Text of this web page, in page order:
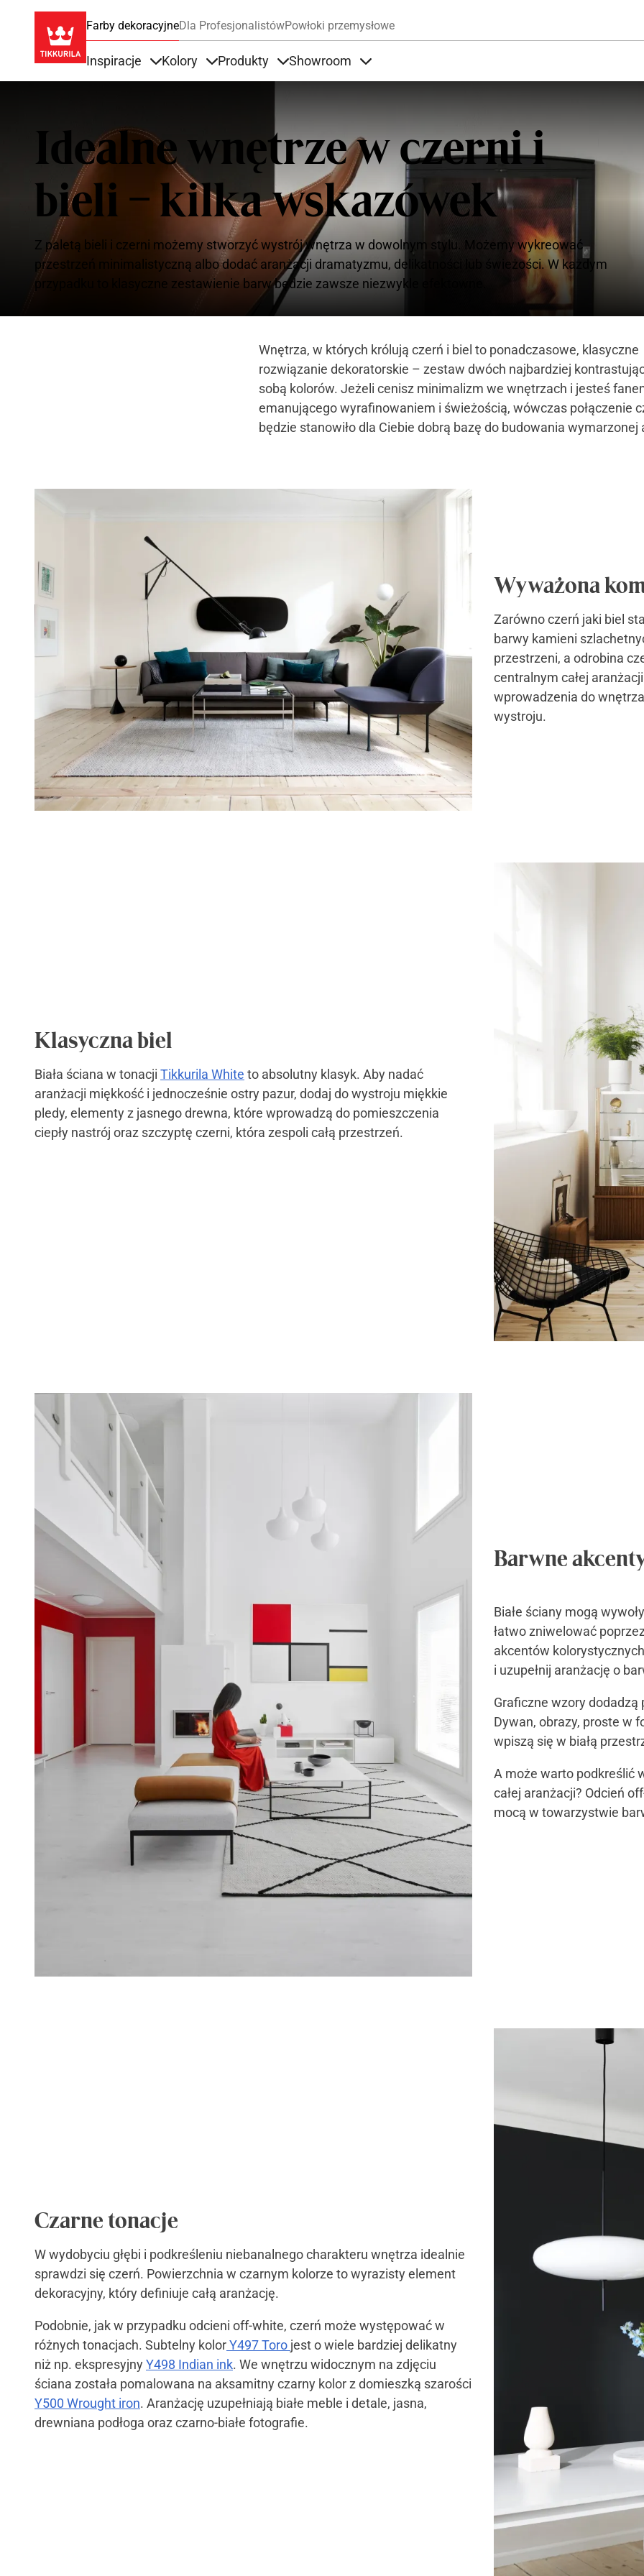
Farby dekoracyjneDla ProfesjonalistówPowłoki przemysłowe
Inspiracje Kolory Produkty Showroom
Idealne wnętrze w czerni i
bieli – kilka wskazówek
Z paletą bieli i czerni możemy stworzyć wystrój wnętrza w dowolnym stylu. Możemy wykreować
przestrzeń minimalistyczną albo dodać aranżacji dramatyzmu, delikatności lub świeżości. W każdym
przypadku to klasyczne zestawienie barw będzie zawsze niezwykle efektowne.
Wnętrza, w których królują czerń i biel to ponadczasowe, klasyczne
rozwiązanie dekoratorskie – zestaw dwóch najbardziej
sobą kolorów. Jeżeli cenisz minimalizm we wnętrzach i jesteś
emanującego wyrafinowaniem i świeżością, wówczas połączenie
będzie stanowiło dla Ciebie dobrą bazę do budowania wymarzonej
Wyważona
Zarówno czerń jaki biel
barwy kamieni
przestrzeni, a odrobina
centralnym całej
wprowadzenia do
wystroju.
Klasyczna biel
Biała ściana w tonacji Tikkurila White to absolutny klasyk. Aby nadać
aranżacji miękkość i jednocześnie ostry pazur, dodaj do wystroju miękkie
pledy, elementy z jasnego drewna, które wprowadzą do pomieszczenia
ciepły nastrój oraz szczyptę czerni, która zespoli całą przestrzeń.
Barwne
Białe ściany mogą
łatwo zniwelować
akcentów
i uzupełnij aranżację o
Graficzne wzory dodadzą
Dywan, obrazy, proste w
wpiszą się w białą
A może warto podkreślić
całej aranżacji? Odcień
mocą w towarzystwie
Czarne tonacje
W wydobyciu głębi i podkreśleniu niebanalnego charakteru wnętrza idealnie
sprawdzi się czerń. Powierzchnia w czarnym kolorze to wyrazisty element
dekoracyjny, który definiuje całą aranżację.
Podobnie, jak w przypadku odcieni off-white, czerń może występować w
różnych tonacjach. Subtelny kolorY497 Toro jest o wiele bardziej delikatny
niż np. ekspresyjnyY498 Indian ink. We wnętrzu widocznym na zdjęciu
ściana została pomalowana na aksamitny czarny kolor z domieszką szarości
Y500 Wrought iron. Aranżację uzupełniają białe meble i detale, jasna,
drewniana podłoga oraz czarno-białe fotografie.